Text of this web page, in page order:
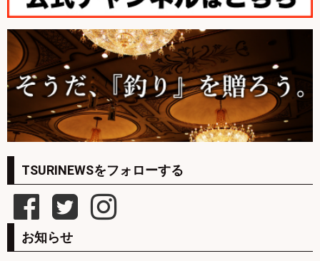
TSURINEWSをフォローする
お知らせ